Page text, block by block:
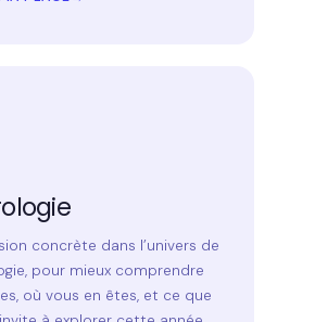
concrète dans l’univers de
pour mieux comprendre
où vous en êtes, et ce que